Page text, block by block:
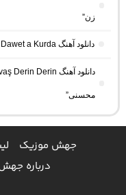
زن”
دانلود آهنگ Dawet a Kurda از Delal “هوش مصنوعی کرد ترند اینستا”
محسنی”
جهش موزیک
درباره